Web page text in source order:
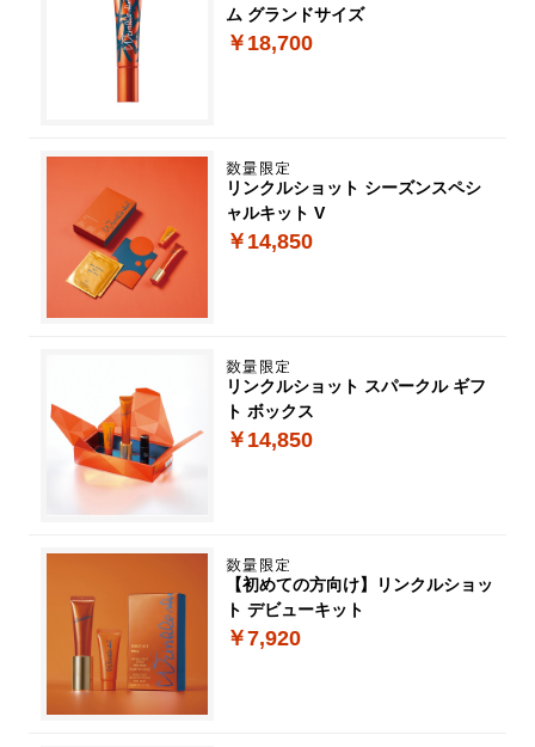
ム グランドサイズ
￥18,700
リンクルショット シーズンスペシ
ャルキット V
￥14,850
リンクルショット スパークル ギフ
ト ボックス
￥14,850
【初めての方向け】リンクルショッ
ト デビューキット
￥7,920